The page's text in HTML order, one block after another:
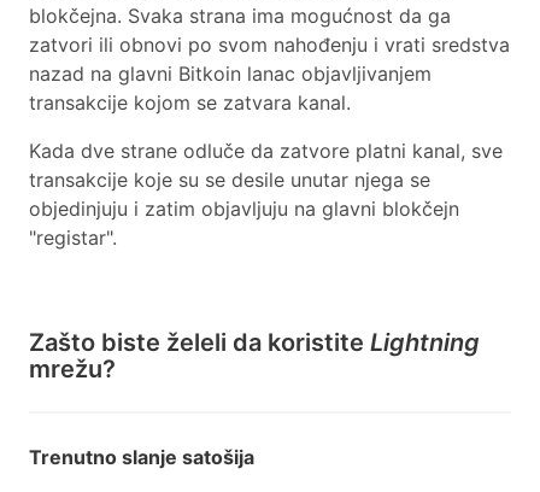
blokčejna. Svaka strana ima mogućnost da ga
zatvori ili obnovi po svom nahođenju i vrati sredstva
nazad na glavni Bitkoin lanac objavljivanjem
transakcije kojom se zatvara kanal.
Kada dve strane odluče da zatvore platni kanal, sve
transakcije koje su se desile unutar njega se
objedinjuju i zatim objavljuju na glavni blokčejn
"registar".
Zašto biste želeli da koristite Lightning
mrežu?
Trenutno slanje satošija